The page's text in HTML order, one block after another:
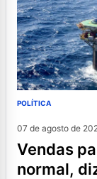
POLÍTICA
07 de agosto de
vendas para a china devem voltar ao
normal,